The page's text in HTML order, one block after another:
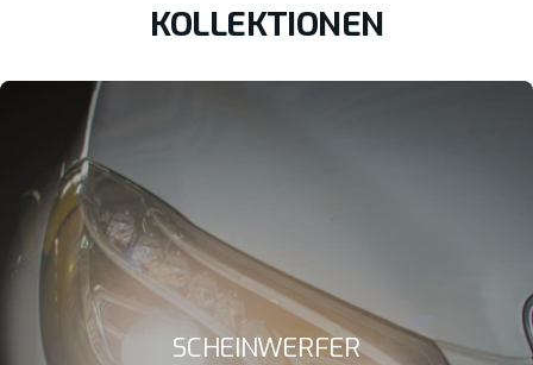
KOLLEKTIONEN
SCHEINWERFER